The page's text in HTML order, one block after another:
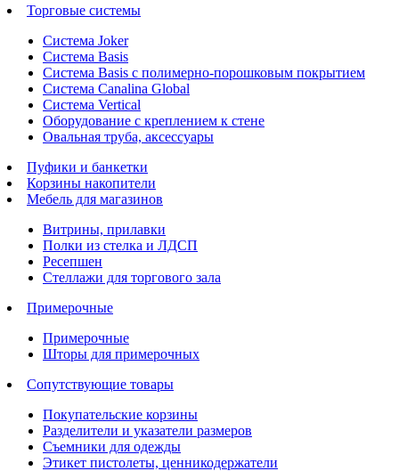
Торговые системы
Система Joker
Система Basis
Система Basis с полимерно-порошковым покрытием
Система Canalina Global
Система Vertical
Оборудование с креплением к стене
Овальная труба, аксессуары
Пуфики и банкетки
Корзины накопители
Мебель для магазинов
Витрины, прилавки
Полки из стелка и ЛДСП
Ресепшен
Стеллажи для торгового зала
Примерочные
Примерочные
Шторы для примерочных
Сопутствующие товары
Покупательские корзины
Разделители и указатели размеров
Съемники для одежды
Этикет пистолеты, ценникодержатели